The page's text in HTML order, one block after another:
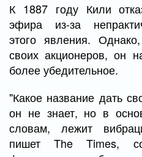
К 1887 году Кили
эфира из-за
этого явления.
своих акционеров, он
более убедительное.
"Какое название дать
он не знает, но в
словам, лежит
пишет The Times,